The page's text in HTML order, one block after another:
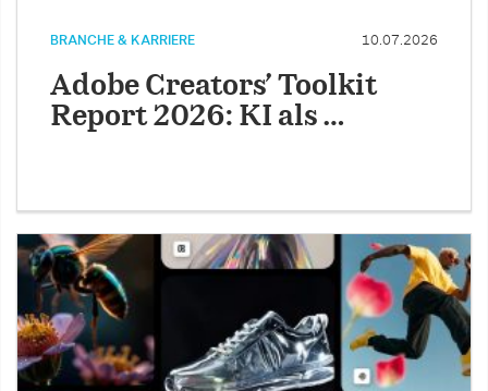
BRANCHE & KARRIERE 10.07.2026
Adobe Creators’ Toolkit
Report 2026: KI als …